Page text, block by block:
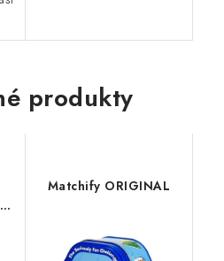
produkty
Matchify ORIGINAL